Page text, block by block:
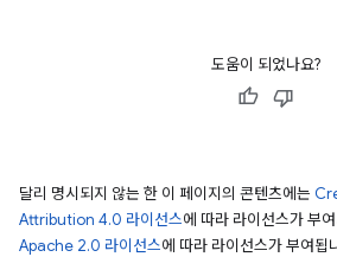
도움이 되었나요?
달리 명시되지 않는 한 이 페이지의 콘텐츠에는
Attribution 4.0 라이선스에 따라 라이선스가 부
Apache 2.0 라이선스에 따라 라이선스가 부여됩